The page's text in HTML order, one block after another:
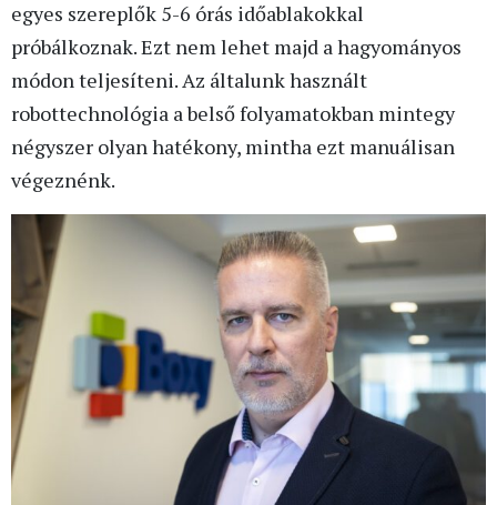
egyes szereplők 5-6 órás időablakokkal
próbálkoznak. Ezt nem lehet majd a hagyományos
módon teljesíteni. Az általunk használt
robottechnológia a belső folyamatokban mintegy
négyszer olyan hatékony, mintha ezt manuálisan
végeznénk.